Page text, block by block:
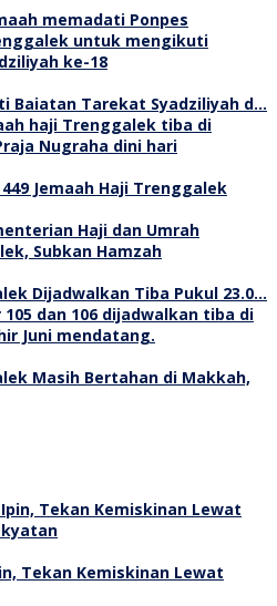
Baiatan Tarekat Syadziliyah d…
Jemaah Haji Trenggalek
Dijadwalkan Tiba Pukul 23.0…
Masih Bertahan di Makkah,
Tekan Kemiskinan Lewat